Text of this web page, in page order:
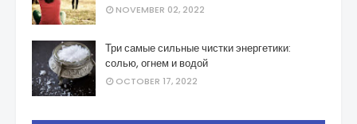
NOVEMBER 02, 2022
Три самые сильные чистки энергетики:
солью, огнем и водой
OCTOBER 17, 2022